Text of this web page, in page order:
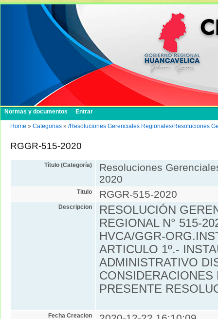
Normas y documentos Entrar
Home » Categorias » /Resoluciones Gerenciales Regionales/Resoluciones
RGGR-515-2020
Título (Categoría)
Resoluciones
2020
Titulo RGGR-515-2020
Descripcion
RESOLUCIÓN
REGIONAL N° 515-
HVCA/GGR-
ARTICULO 1º.-
ADMINISTRATIVO
CONSIDERACIONES
PRESENTE
Fecha Creacion